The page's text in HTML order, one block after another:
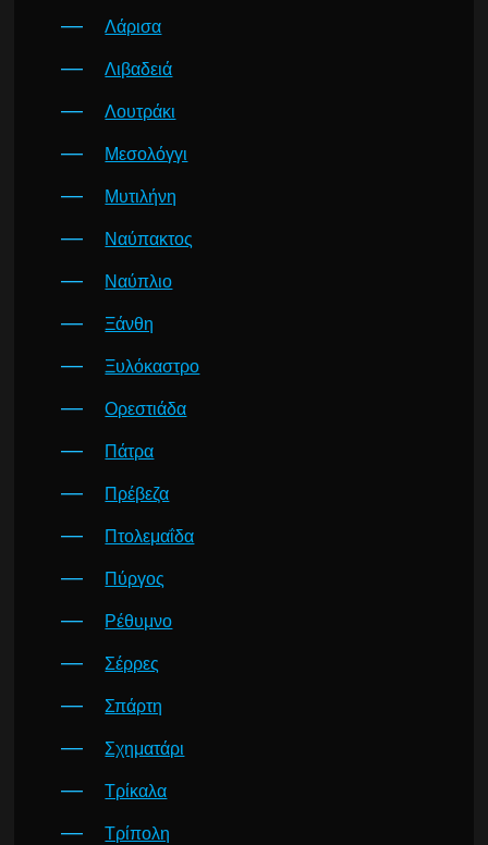
Λάρισα
Λιβαδειά
Λουτράκι
Μεσολόγγι
Μυτιλήνη
Ναύπακτος
Ναύπλιο
Ξάνθη
Ξυλόκαστρο
Ορεστιάδα
Πάτρα
Πρέβεζα
Πτολεμαΐδα
Πύργος
Ρέθυμνο
Σέρρες
Σπάρτη
Σχηματάρι
Τρίκαλα
Τρίπολη